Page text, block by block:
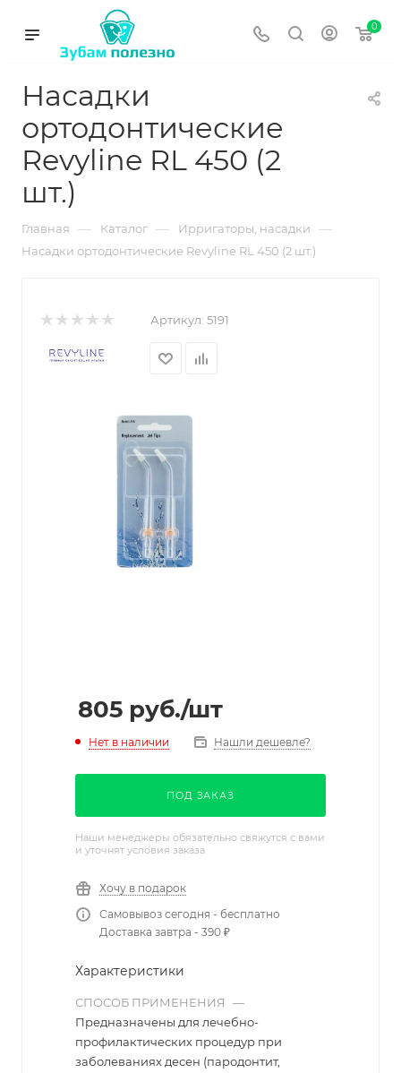
0
Насадки
ортодонтические
Revyline RL 450 (2
шт.)
Главная — Каталог — Ирригаторы, насадки —
Насадки ортодонтические Revyline RL 450 (2 шт.)
Артикул: 5191
805 руб./шт
Нет в наличии Нашли дешевле?
ПОД ЗАКАЗ
Наши менеджеры обязательно свяжутся с вами
и уточнят условия заказа
Хочу в подарок
Самовывоз сегодня - бесплатно
Доставка завтра - 390 ₽
Характеристики
СПОСОБ ПРИМЕНЕНИЯ
—
Предназначены для лечебно-
профилактических процедур при
заболеваниях десен (пародонтит,